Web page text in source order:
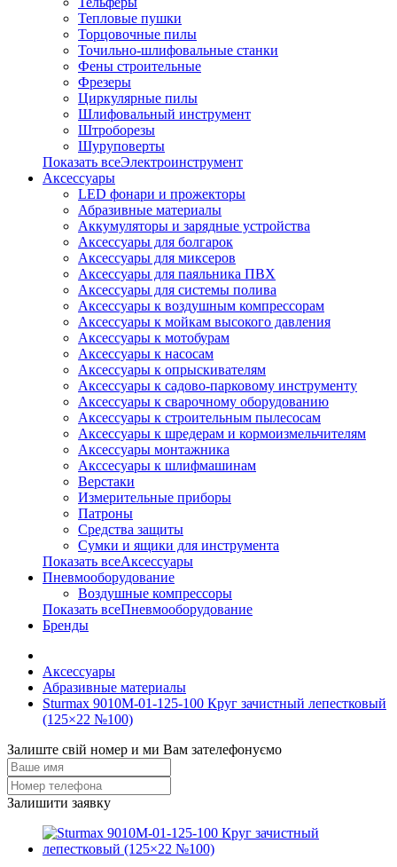
Тепловые пушки
Торцовочные пилы
Точильно-шлифовальные станки
Фены строительные
Фрезеры
Циркулярные пилы
Шлифовальный инструмент
Штроборезы
Шуруповерты
Показать всеЭлектроинструмент
Аксессуары
LED фонари и прожекторы
Абразивные материалы
Аккумуляторы и зарядные устройства
Аксессуары для болгарок
Аксессуары для миксеров
Аксессуары для паяльника ПВХ
Аксессуары для системы полива
Аксессуары к воздушным компрессорам
Аксессуары к мойкам высокого давления
Аксессуары к мотобурам
Аксессуары к насосам
Аксессуары к опрыскивателям
Аксессуары к садово-парковому инструменту
Аксессуары к сварочному оборудованию
Аксессуары к строительным пылесосам
Аксессуары к шредерам и кормоизмельчителям
Аксессуары монтажника
Акссесуары к шлифмашинам
Верстаки
Измерительные приборы
Патроны
Средства защиты
Сумки и ящики для инструмента
Показать всеАксессуары
Пневмооборудование
Воздушные компрессоры
Показать всеПневмооборудование
Бренды
Аксессуары
Абразивные материалы
Sturmax 9010M-01-125-100 Круг зачистный лепестковый
(125×22 №100)
Залиште свій номер и ми Вам зателефонуємо
Залишити заявку